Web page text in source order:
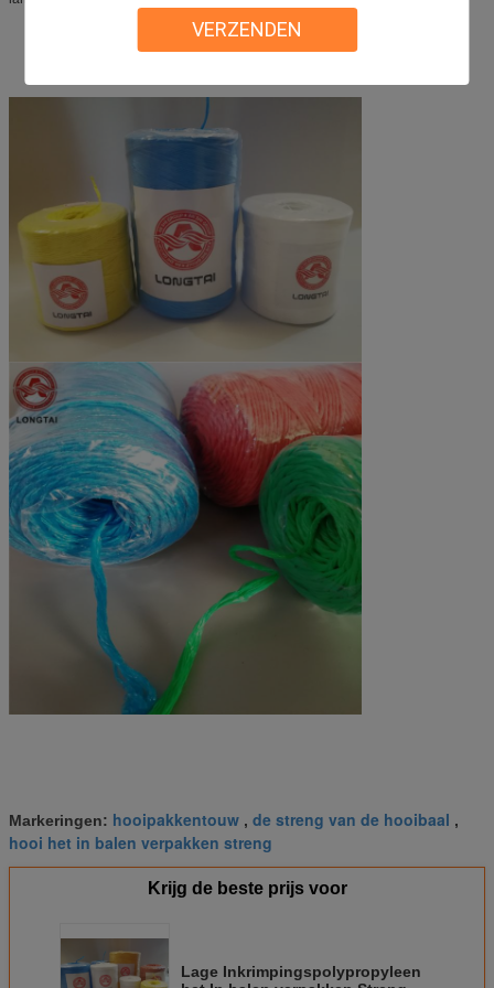
VERZENDEN
Markeringen: hooipakkentouw , de streng van de hooibaal ,
hooi het in balen verpakken streng
Krijg de beste prijs voor
Lage Inkrimpingspolypropyleen